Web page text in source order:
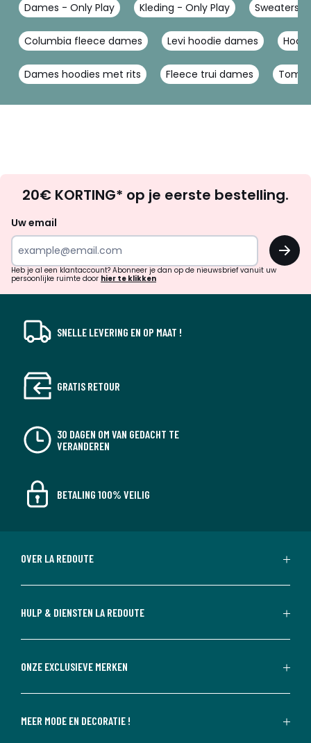
Dames - Only Play Kleding - Only Play Sweaters -
Columbia fleece dames Levi hoodie dames
Dames hoodies met rits Fleece trui dames
zoek
inspiratie
verrassingen?
20€ KORTING* op je eerste bestelling.
Uw email
OK
Heb je al een klantaccount? Abonneer je dan op de nieuwsbrief vanuit uw
persoonlijke ruimte door hier te klikken
SNELLE LEVERING EN OP MAAT !
GRATIS RETOUR
30 DAGEN OM VAN GEDACHT TE
VERANDEREN
BETALING 100% VEILIG
OVER LA REDOUTE
HULP & DIENSTEN LA REDOUTE
ONZE EXCLUSIEVE MERKEN
MEER MODE EN DECORATIE !